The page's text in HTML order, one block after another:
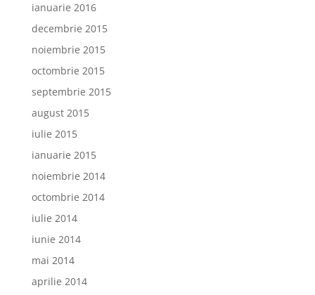
ianuarie 2016
decembrie 2015
noiembrie 2015
octombrie 2015
septembrie 2015
august 2015
iulie 2015
ianuarie 2015
noiembrie 2014
octombrie 2014
iulie 2014
iunie 2014
mai 2014
aprilie 2014